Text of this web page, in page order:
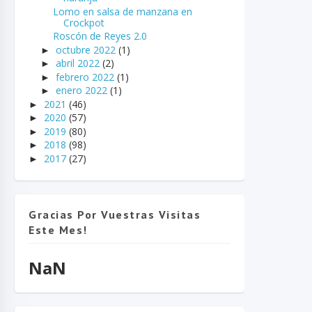
Lomo en salsa de manzana en
Crockpot
Roscón de Reyes 2.0
► octubre 2022 (1)
► abril 2022 (2)
► febrero 2022 (1)
► enero 2022 (1)
► 2021 (46)
► 2020 (57)
► 2019 (80)
► 2018 (98)
► 2017 (27)
Gracias Por Vuestras Visitas
Este Mes!
NaN